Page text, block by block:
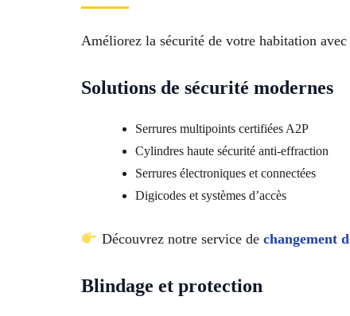
Améliorez la sécurité de votre habitation avec
Solutions de sécurité modernes
Serrures multipoints certifiées A2P
Cylindres haute sécurité anti-effraction
Serrures électroniques et connectées
Digicodes et systèmes d’accès
Découvrez notre service de changement
Blindage et protection